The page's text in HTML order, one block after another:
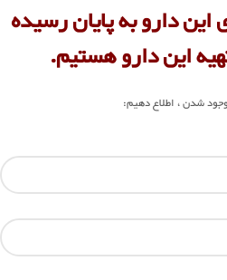
دارو به پایان رسیده
این دارو هستیم.
شدن ، اطلاع دهیم: